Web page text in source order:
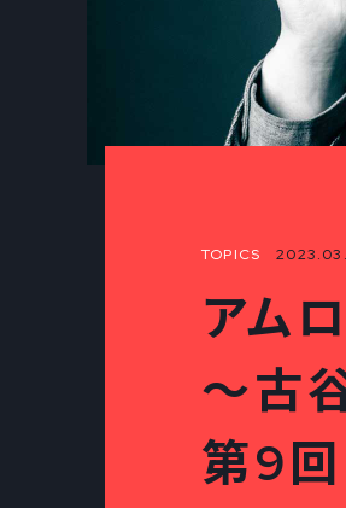
TOPICS
アム
～古
第9回